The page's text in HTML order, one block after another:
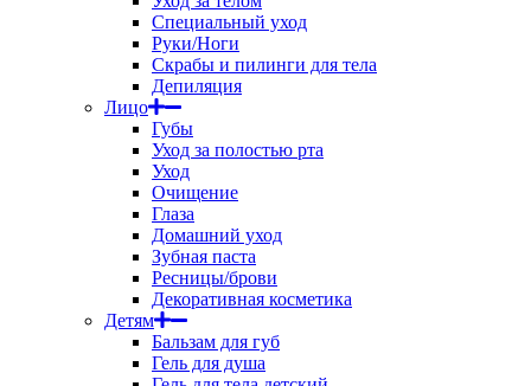
Специальный уход
Руки/Ноги
Скрабы и пилинги для тела
Депиляция
Лицо
Губы
Уход за полостью рта
Уход
Очищение
Глаза
Домашний уход
Зубная паста
Ресницы/брови
Декоративная косметика
Детям
Бальзам для губ
Гель для душа